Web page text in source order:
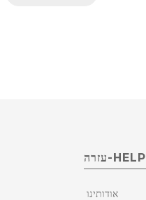
HELP-עזרה
אודותינו